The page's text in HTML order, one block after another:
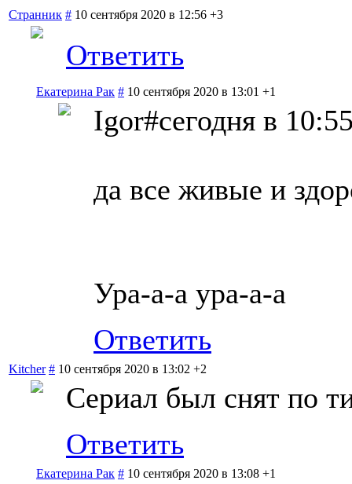
Странник # 10 сентября 2020 в 12:56 +3
Ответить
Екатерина Рак # 10 сентября 2020 в 13:01 +1
Igor#сегодня в
да все живые и
Ура-а-а ура-а-а
Ответить
Kitcher # 10 сентября 2020 в 13:02 +2
Сериал был снят по
Ответить
Екатерина Рак # 10 сентября 2020 в 13:08 +1